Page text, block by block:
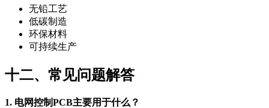
无铅工艺
低碳制造
环保材料
可持续生产
十二、常见问题解答
1. 电网控制PCB主要用于什么？